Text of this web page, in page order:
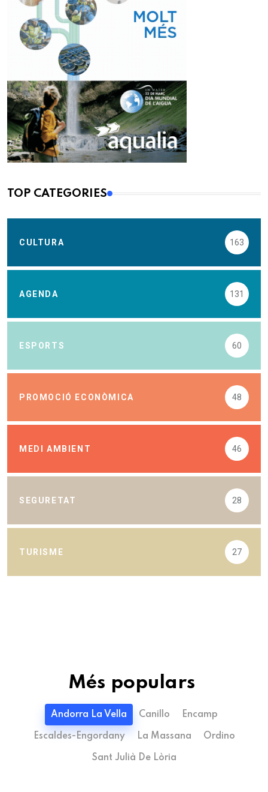
TOP CATEGORIES
CULTURA 163
AGENDA 131
ESPORTS 60
PROMOCIÓ ECONÒMICA 48
MEDI AMBIENT 46
SEGURETAT 28
TURISME 27
Més populars
Andorra La Vella Canillo Encamp
Escaldes-Engordany La Massana Ordino
Sant Julià De Lòria